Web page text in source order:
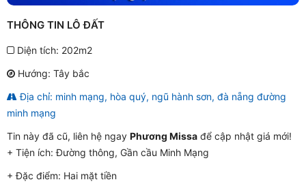
THÔNG TIN LÔ ĐẤT
Diện tích: 202m2
Hướng: Tây bắc
Địa chỉ: minh mạng, hòa quý, ngũ hành sơn, đà nẵng đường
minh mạng
Tin này đã cũ, liên hệ ngay Phương Missa để cập nhật giá mới!
+ Tiện ích:Đường thông, Gần cầu Minh Mạng
+ Đặc điểm: Hai mặt tiền